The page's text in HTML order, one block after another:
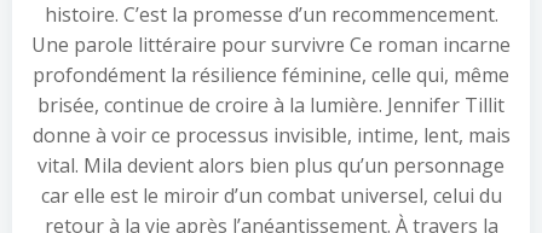
histoire. C’est la promesse d’un recommencement.
Une parole littéraire pour survivre Ce roman incarne
profondément la résilience féminine, celle qui, même
brisée, continue de croire à la lumière. Jennifer Tillit
donne à voir ce processus invisible, intime, lent, mais
vital. Mila devient alors bien plus qu’un personnage
car elle est le miroir d’un combat universel, celui du
retour à la vie après l’anéantissement. À travers la